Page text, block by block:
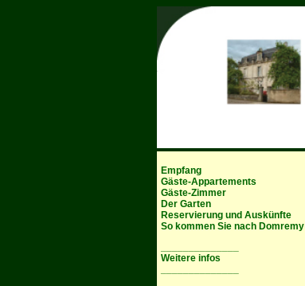
Empfang
Gäste-Appartements
Gäste-Zimmer
Der Garten
Reservierung und Auskünfte
So kommen Sie nach Domremy
Weitere infos